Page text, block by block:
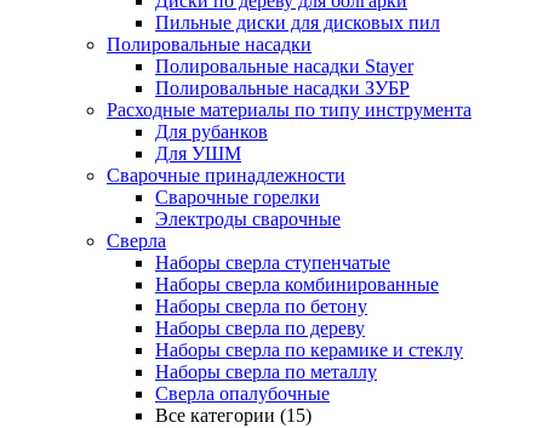
Пильные диски для дисковых пил
Полировальные насадки
Полировальные насадки Stayer
Полировальные насадки ЗУБР
Расходные материалы по типу инструмента
Для рубанков
Для УШМ
Сварочные принадлежности
Сварочные горелки
Электроды сварочные
Сверла
Наборы cверла ступенчатые
Наборы сверла комбинированные
Наборы сверла по бетону
Наборы сверла по дереву
Наборы сверла по керамике и стеклу
Наборы сверла по металлу
Сверла опалубочные
Все категории (15)